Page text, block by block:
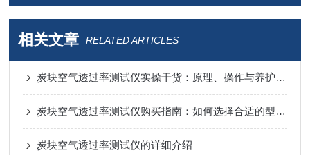
相关文章 RELATED ARTICLES
炭块空气透过率测试仪实操干货：原理、操作与养护技巧
炭块空气透过率测试仪购买指南：如何选择合适的型号和品牌
炭块空气透过率测试仪的详细介绍